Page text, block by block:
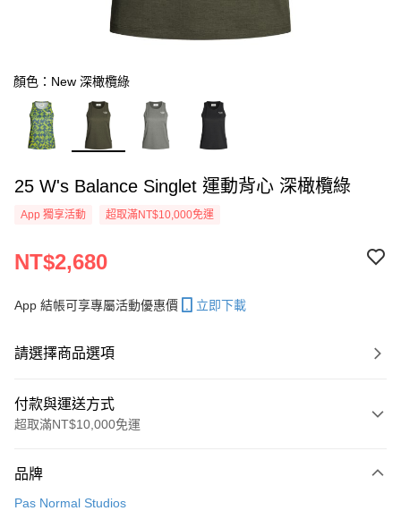
顏色：New 深橄欖綠
25 W's Balance Singlet 運動背心 深橄欖綠
App 獨享活動 超取滿NT$10,000免運
NT$2,680
App 結帳可享專屬活動優惠價 立即下載
請選擇商品選項
付款與運送方式
超取滿NT$10,000免運
信用卡一次付款
品牌
Pas Normal Studios